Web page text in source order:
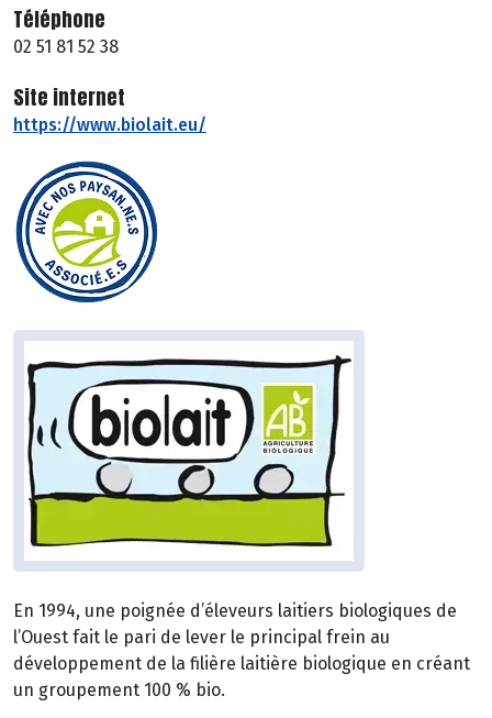
Téléphone
02 51 81 52 38
Site internet
https://www.biolait.eu/
En 1994, une poignée d’éleveurs laitiers biologiques de
l’Ouest fait le pari de lever le principal frein au
développement de la filière laitière biologique en créant
un groupement 100 % bio.